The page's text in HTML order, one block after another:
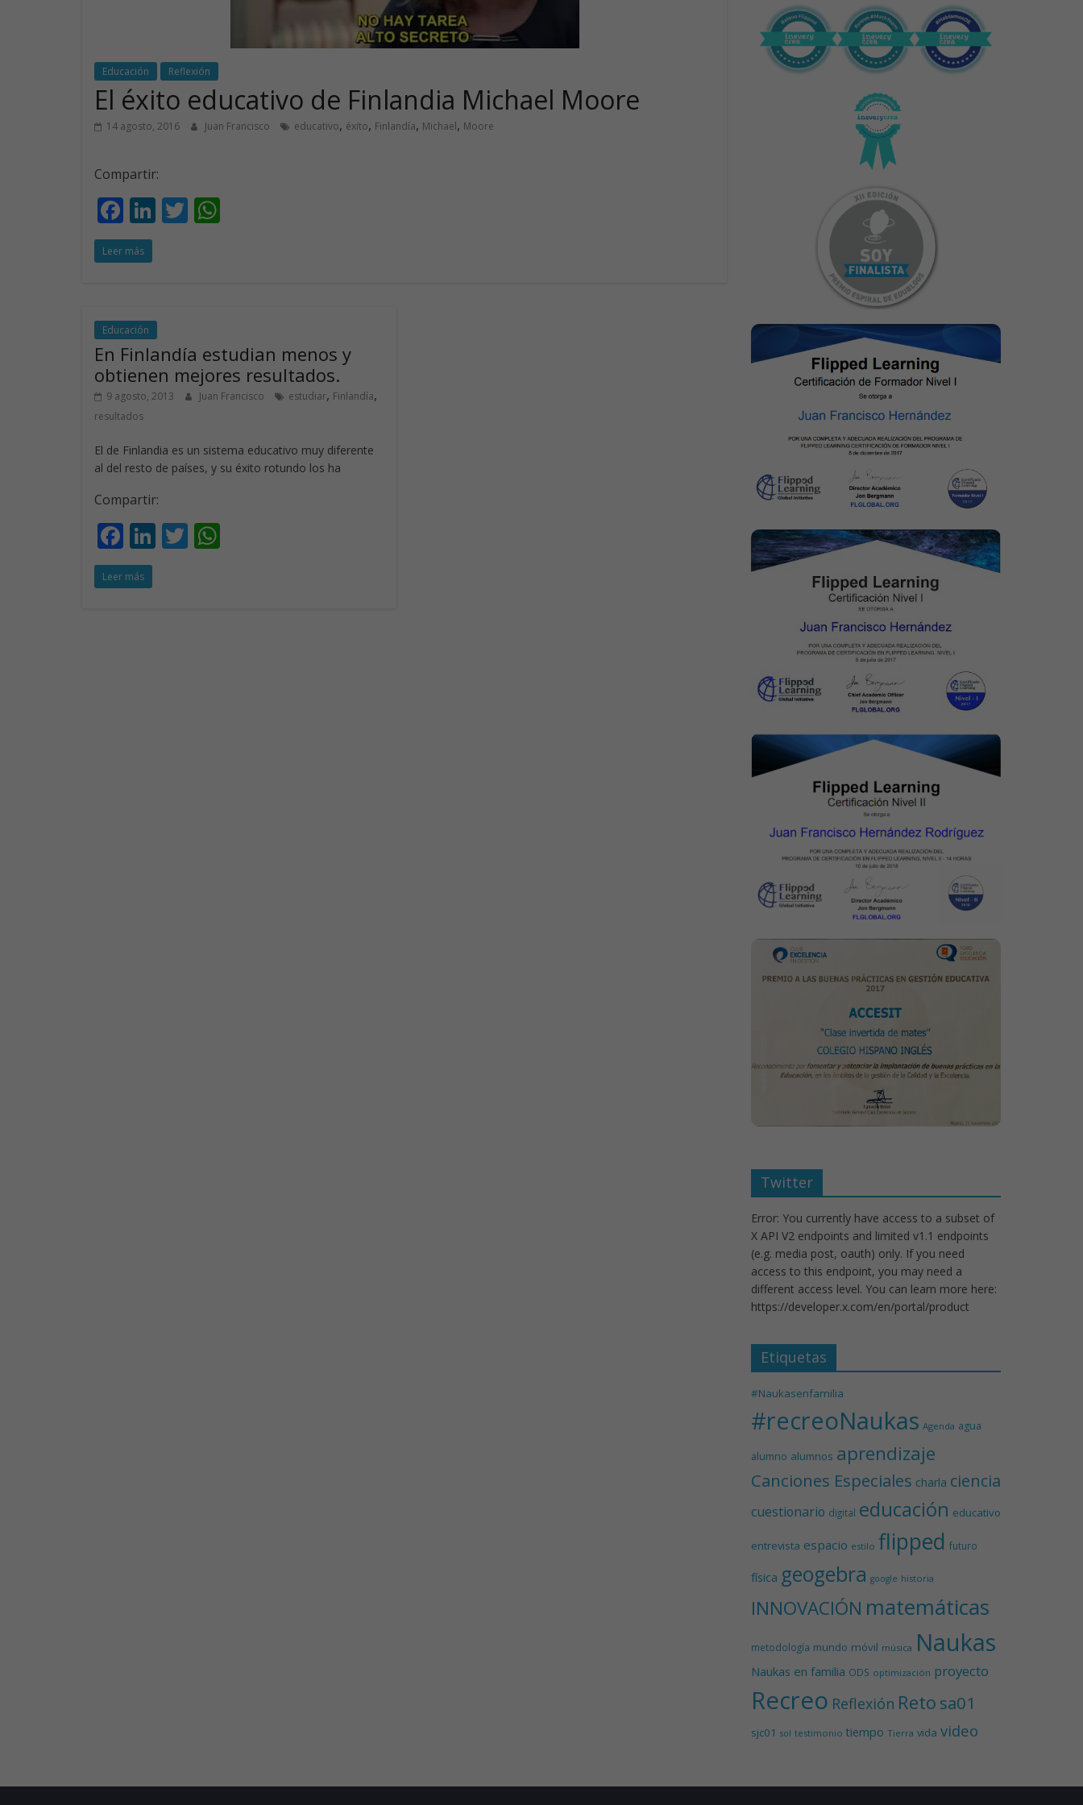
Educación Reflexión
El éxito educativo de Finlandia Michael Moore
14 agosto, 2016 Juan Francisco educativo, éxito, Finlandía, Michael, Moore
Compartir:
F
ac
e
o
o
k
Li
dI
n
T
p
Leer más
Educación
En Finlandía estudian menos y
obtienen mejores resultados.
9 agosto, 2013 Juan Francisco estudiar, Finlandía,
resultados
El de Finlandia es un sistema educativo muy diferente
al del resto de países, y su éxito rotundo los ha
Compartir:
F
ac
e
Li T
Leer más
Twitter
Error: You currently have access to a subset of
X API V2 endpoints and limited v1.1 endpoints
(e.g. media post, oauth) only. If you need
access to this endpoint, you may need a
different access level. You can learn more here:
https://developer.x.com/en/portal/product
Etiquetas
#Naukasenfamilia
#recreoNaukas Agenda agua
alumno alumnos aprendizaje
Canciones Especiales charla ciencia
cuestionario digital educación educativo
entrevista espacio estilo flipped futuro
física geogebra google historia
INNOVACIÓN matemáticas
metodología mundo móvil música Naukas
Naukas en familia ODS optimización proyecto
Recreo Reflexión Reto sa01
sjc01 sol testimonio tiempo Tierra vida video